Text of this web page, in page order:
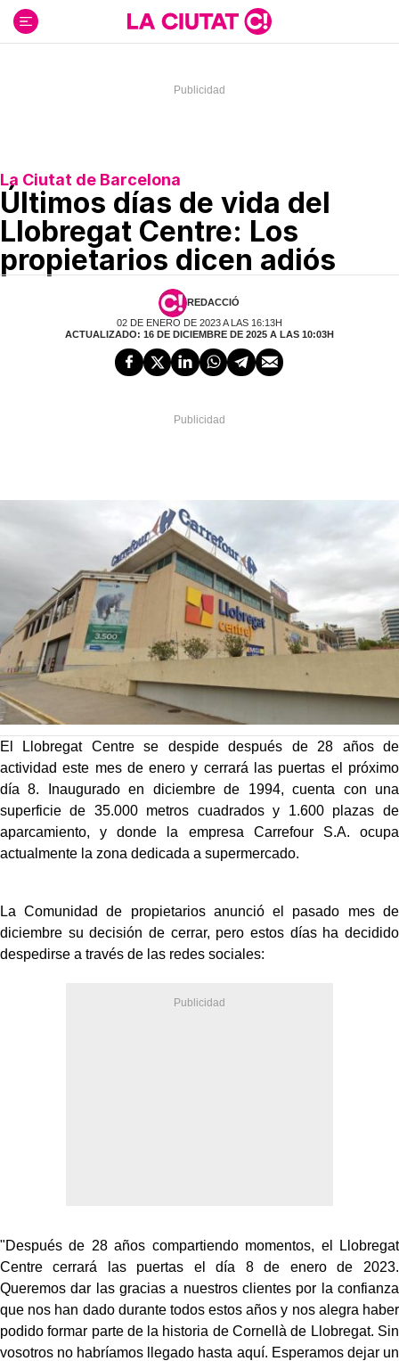
contenido
La Ciutat de Barcelona
Últimos días de vida del
Llobregat Centre: Los
propietarios dicen adiós
REDACCIÓ
02 DE ENERO DE 2023 A LAS 16:13H
ACTUALIZADO: 16 DE DICIEMBRE DE 2025 A LAS 10:03H
El Llobregat Centre se despide después de 28 años de
actividad este mes de enero y cerrará las puertas el próximo
día 8. Inaugurado en diciembre de 1994, cuenta con una
superficie de 35.000 metros cuadrados y 1.600 plazas de
aparcamiento, y donde la empresa Carrefour S.A. ocupa
actualmente la zona dedicada a supermercado.
La Comunidad de propietarios anunció el pasado mes de
diciembre su decisión de cerrar, pero estos días ha decidido
despedirse a través de las redes sociales:
"Después de 28 años compartiendo momentos, el Llobregat
Centre cerrará las puertas el día 8 de enero de 2023.
Queremos dar las gracias a nuestros clientes por la confianza
que nos han dado durante todos estos años y nos alegra haber
podido formar parte de la historia de Cornellà de Llobregat. Sin
vosotros no habríamos llegado hasta aquí. Esperamos dejar un